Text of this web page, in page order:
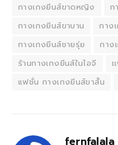
กางเกงยีนส์ขาดหญิง
ก
กางเกงยีนส์ขาบาน
กาง
กางเกงยีนส์ชายรุ่ย
กาง
ร้านกางเกงยีนส์ในไอจี
แฟชั่น กางเกงยีนส์ขาสั้น
fernfalala